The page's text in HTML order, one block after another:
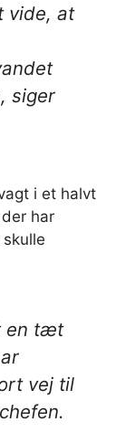
vide, at
siger
i et halvt
har
en tæt
vej til